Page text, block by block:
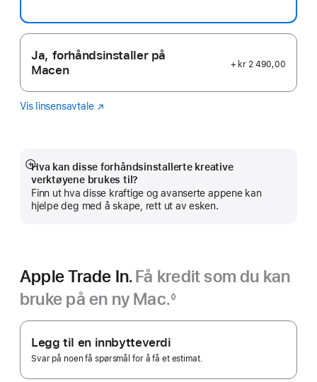
Ja, forhåndsinstaller på
Macen
+ kr 2 490,00
Vis linsensavtale Logic
(Åpnes
Hva kan disse forhåndsinstallerte kreative
verktøyene brukes til?
Finn ut hva disse kraftige og avanserte appene kan
hjelpe deg med å skape, rett ut av esken.
Mer
Apple Trade In.Få kredit som du kan
bruke på en ny Mac.◊
Apple Trade In.
Legg til en innbytteverdi
Svar på noen få spørsmål for å få et estimat.